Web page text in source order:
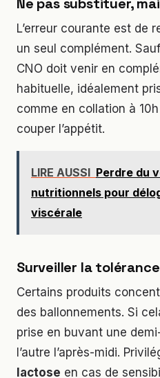
Ne pas substituer,
L’erreur courante est de
un seul complément.
CNO doit venir en
habituelle, idéalement
comme en collation à
couper l’appétit.
LIRE AUSSI Perdre du
nutritionnels pour
viscérale
Surveiller la
Certains produits
des ballonnements. Si
prise en buvant une
l’autre l’après-midi.
lactose en cas de